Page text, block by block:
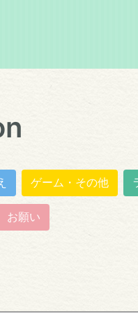
ゲーム・その他
お願い